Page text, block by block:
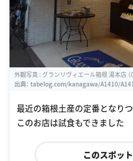
外観写真 : グランリヴィエール箱根 湯本店 （
出典： tabelog.com/kanagawa/A1410/
最近の箱根土産の定番となり
このお店は試食もできました
このスポッ